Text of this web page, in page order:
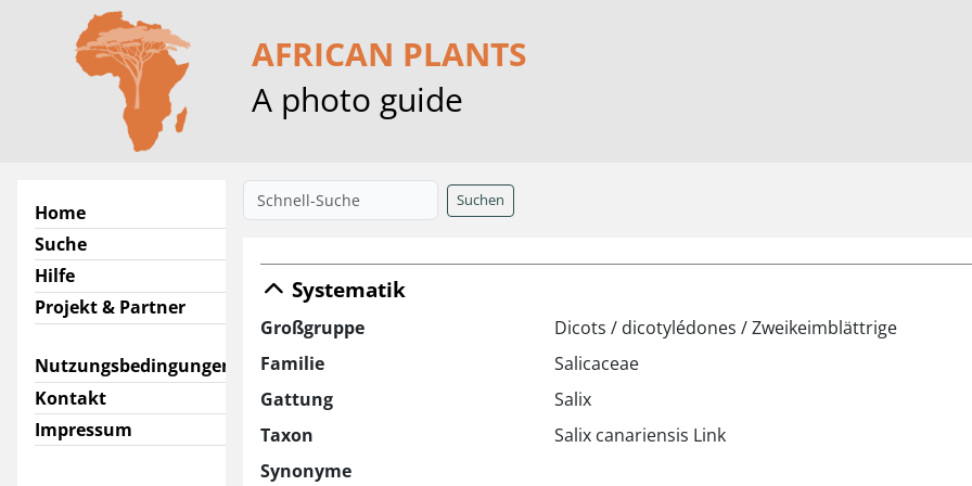
AFRICAN PLANTS
A photo guide
Home
Suche
Hilfe
Projekt & Partner
Nutzungsbedingungen
Kontakt
Impressum
Suchen
Systematik
Großgruppe
Dicots / dicotylédones / Zweikeimblättrige
Familie
Salicaceae
Gattung
Salix
Taxon
Salix canariensis Link
Synonyme